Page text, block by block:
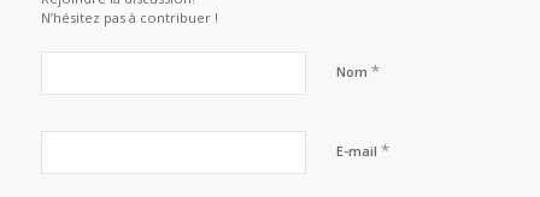
N’hésitez pas à contribuer !
Nom *
E-mail *